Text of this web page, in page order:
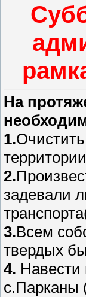
На
1.
2.
задевали
3.Всем
твердых
4. Навести